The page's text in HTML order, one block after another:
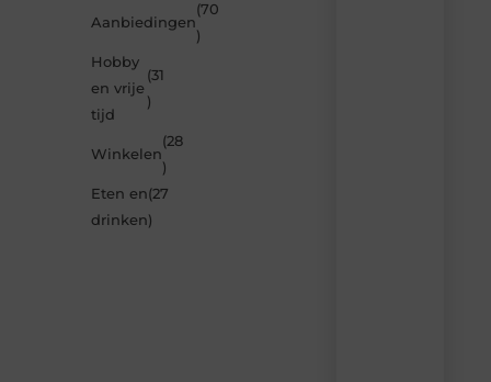
Aanbiedingen
(70
)
Hobby
en vrije
tijd
(31
)
Winkelen
(28
)
Eten en
drinken
(27
)